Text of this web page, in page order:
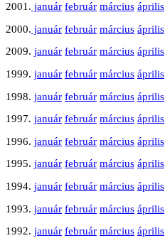
2001. január február március április
2000. január február március április
2009. január február március április
1999. január február március április
1998. január február március április
1997. január február március április
1996. január február március április
1995. január február március április
1994. január február március április
1993. január február március április
1992. január február március április